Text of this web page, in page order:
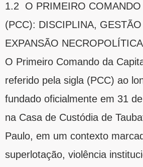
1.2 O PRIMEIRO COMANDO
(PCC): DISCIPLINA,
EXPANSÃO NECROPOLÍTICA
O Primeiro Comando da
referido pela sigla (PCC) ao
fundado oficialmente em 31
na Casa de Custódia de
Paulo, em um contexto
superlotação, violência